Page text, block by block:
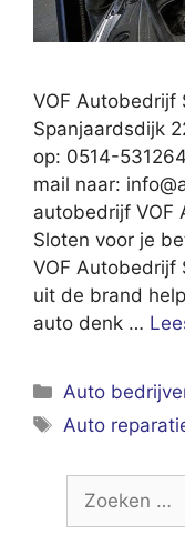
VOF Autobedrijf
Spanjaardsdijk
op: 0514-
mail naar:
autobedrijf VOF
Sloten voor je
VOF Autobedrijf
uit de brand
auto denk …
Categorieën
Auto
Tags
Auto
Zoek